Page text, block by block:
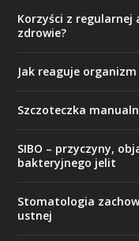
Korzyści z regularnej
zdrowie?
Jak reaguje
Szczoteczka
SIBO – przyczyny,
bakteryjnego jelit
Stomatologia
ustnej